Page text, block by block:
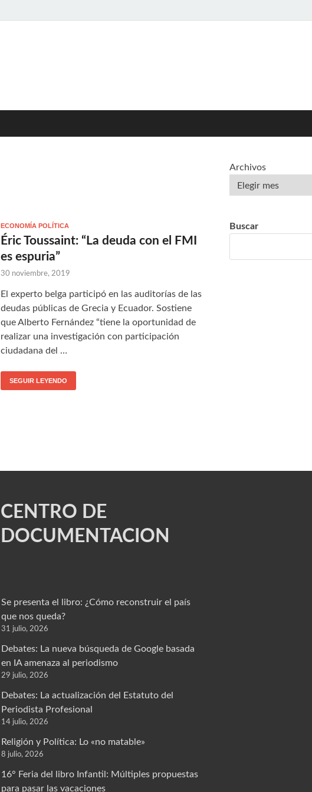
ECONOMÍA POLÍTICA
Éric Toussaint: “La deuda con el FMI
es espuria”
30 noviembre, 2019
El experto belga participó en las auditorías de las
deudas públicas de Grecia y Ecuador. Sostiene
que Alberto Fernández “tiene la oportunidad de
realizar una investigación con participación
ciudadana del …
SEGUIR LEYENDO
Archivos
Buscar
CENTRO DE
DOCUMENTACION
Se presenta el libro: ¿Cómo reconstruir el país
que nos queda?
31 julio, 2026
Debates: La nueva búsqueda de Google basada
en IA amenaza al periodismo
29 julio, 2026
Debates: La actualización del Estatuto del
Periodista Profesional
14 julio, 2026
Religión y Política: Lo «no matable»
8 julio, 2026
16° Feria del libro Infantil: Múltiples propuestas
para pasar las vacaciones